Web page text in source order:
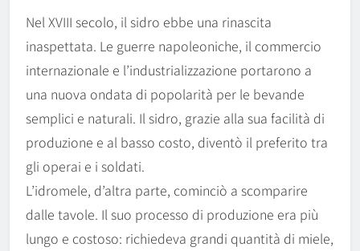
Nel XVIII secolo, il sidro ebbe una rinascita
inaspettata. Le guerre napoleoniche, il commercio
internazionale e l’industrializzazione portarono a
una nuova ondata di popolarità per le bevande
semplici e naturali. Il sidro, grazie alla sua facilità di
produzione e al basso costo, diventò il preferito tra
gli operai e i soldati.
L’idromele, d’altra parte, cominciò a scomparire
dalle tavole. Il suo processo di produzione era più
lungo e costoso: richiedeva grandi quantità di miele,